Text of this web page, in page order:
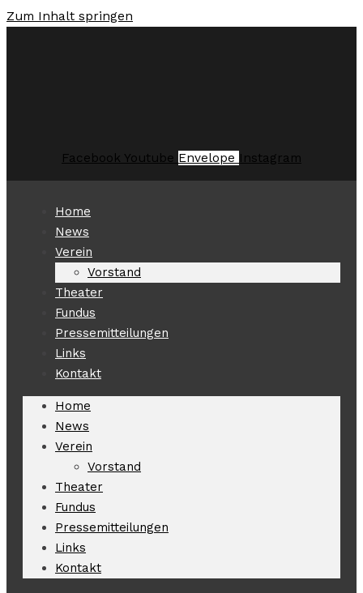
Zum Inhalt springen
Facebook Youtube Envelope Instagram
Home
News
Verein
Vorstand
Theater
Fundus
Pressemitteilungen
Links
Kontakt
Home
News
Verein
Vorstand
Theater
Fundus
Pressemitteilungen
Links
Kontakt